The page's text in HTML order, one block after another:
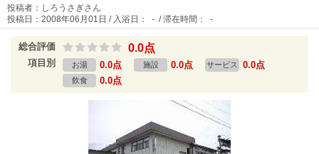
投稿者：しろうさぎさん
投稿日：2008年06月01日 / 入浴日： - / 滞在時間： -
総合評価 0.0点
項目別 お湯 0.0点 施設 0.0点 サービス 0.0点
飲食 0.0点